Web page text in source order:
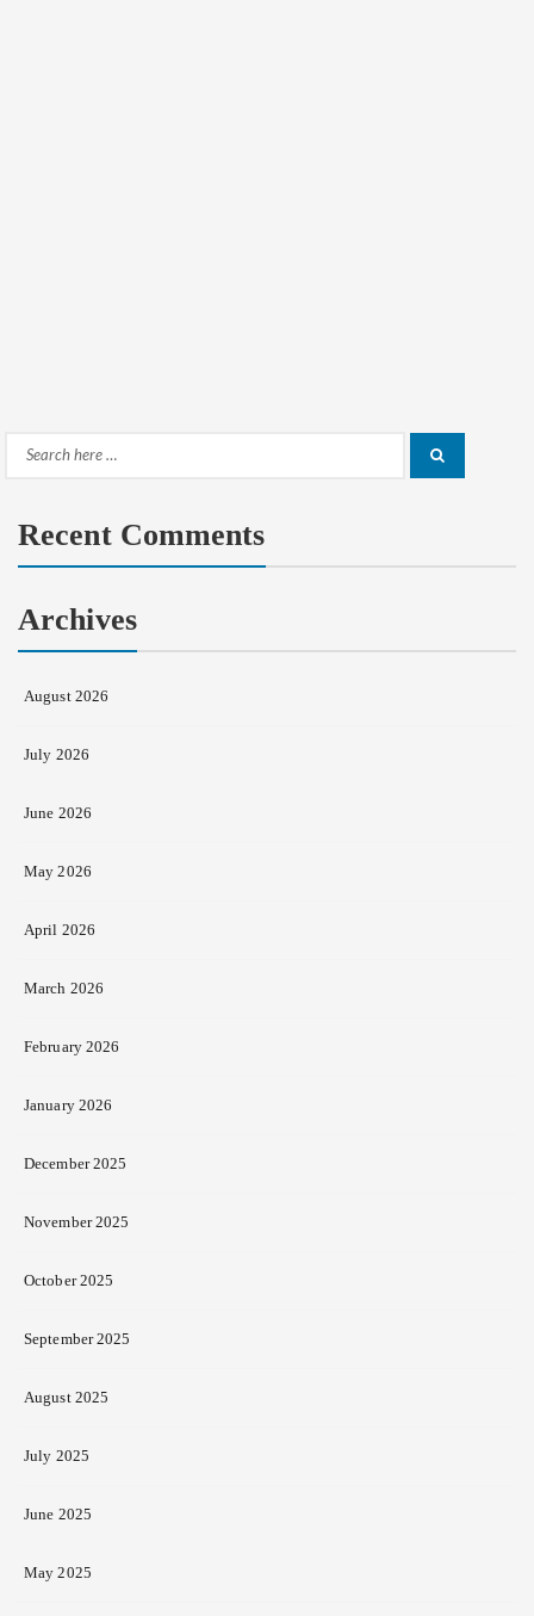
Search
Recent Comments
Archives
August 2026
July 2026
June 2026
May 2026
April 2026
March 2026
February 2026
January 2026
December 2025
November 2025
October 2025
September 2025
August 2025
July 2025
June 2025
May 2025